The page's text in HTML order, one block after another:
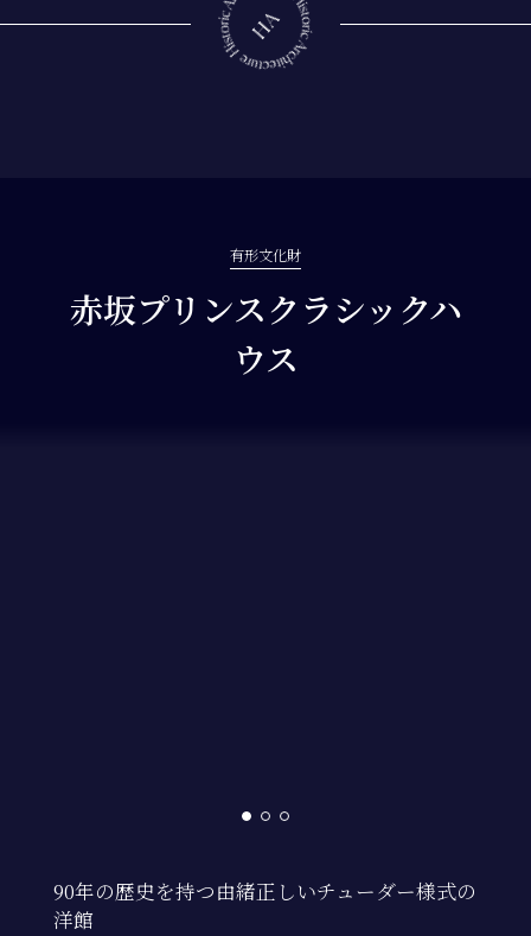
有形文化財
赤坂プリンスクラシックハ
ウス
90年の歴史を持つ由緒正しいチューダー様式の
洋館